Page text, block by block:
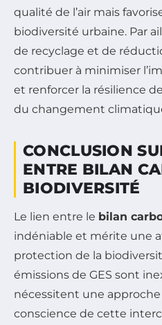
qualité de l’air mais
biodiversité urbaine. Par
de recyclage et de
contribuer à minimiser
et renforcer la résilience
du changement
CONCLUSION
ENTRE BILAN
BIODIVERSITÉ
Le lien entre le bilan
indéniable et mérite une
protection de la
émissions de GES sont
nécessitent une
conscience de cette